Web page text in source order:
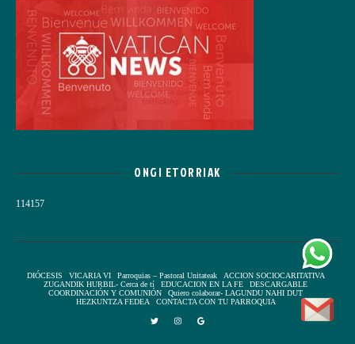
ONGI ETORRIAK
114157
DIÓCESIS VICARIA VI Parroquias – Pastoral Unitateak
ACCION SOCIOCARITATIVA
ZUGANDIK HURBIL- Cerca de tí
EDUCACION EN LA FE
DESCARGABLE
COORDINACIÓN Y COMUNIÓN
Quiero colaborar- LAGUNDU NAHI DUT
HEZKUNTZA FEDEA
CONTACTA CON TU PARROQUIA